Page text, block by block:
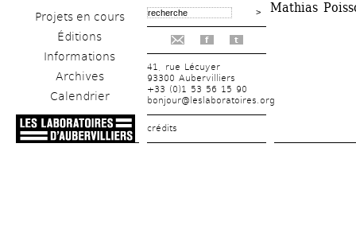
Projets en cours
Éditions
Informations
Archives
Calendrier
f t
41, rue Lécuyer
93300 Aubervilliers
+33 (0)1 53 56 15 90
bonjour@leslaboratoires.org
crédits
Mathias